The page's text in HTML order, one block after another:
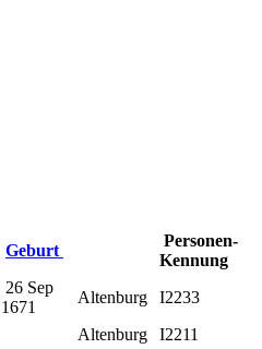
Geburt
Personen-
Kennung
26 Sep
1671
Altenburg
I2233
Altenburg
I2211